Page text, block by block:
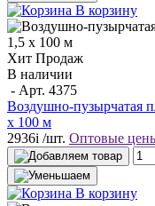
В корзину
Хит Продаж
В наличии
- Арт. 4375
Воздушно-пузырчатая
х 100 м
2936i /шт. Оптовые
В корзину